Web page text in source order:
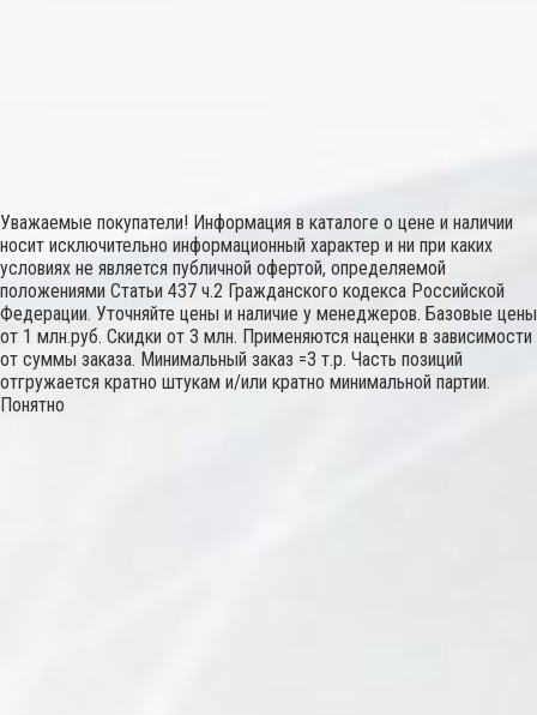
Уважаемые покупатели! Информация в каталоге о цене и наличии
носит исключительно информационный характер и ни при каких
условиях не является публичной офертой, определяемой
положениями Статьи 437 ч.2 Гражданского кодекса Российской
Федерации. Уточняйте цены и наличие у менеджеров. Базовые цены
от 1 млн.руб. Скидки от 3 млн. Применяются наценки в зависимости
от суммы заказа. Минимальный заказ =3 т.р. Часть позиций
отгружается кратно штукам и/или кратно минимальной партии.
Понятно